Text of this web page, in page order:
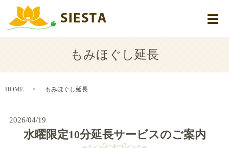
メ
もみほぐし延長
HOME もみほぐし延長
2026/04/19
水曜限定10分延長サービスのご案内